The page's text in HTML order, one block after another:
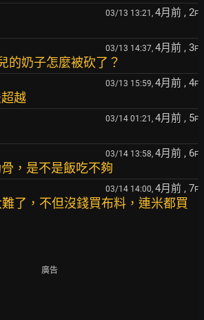
03/13 13:21, 4月前 , 2F
03/13 14:37, 4月前 , 3F
的奶子怎麼被砍了？
03/13 15:59, 4月前 , 4F
越
03/14 01:21, 4月前 , 5F
03/14 13:58, 4月前 , 6F
，是不是飯吃不夠
03/14 14:00, 4月前 , 7F
了，不但沒錢買布料，連米都買
廣告